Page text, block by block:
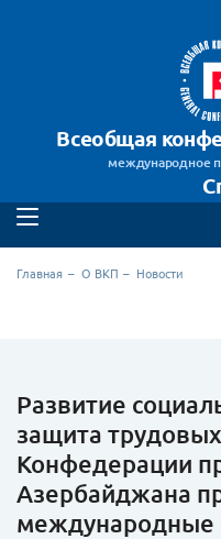
Всеобщая
международное
Главная О ВКП Новости
Развитие
защита
Конфедерации
Азербайджана
международные